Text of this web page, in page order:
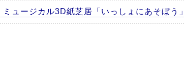
ミュージカル3D紙芝居「いっしょにあそぼう」